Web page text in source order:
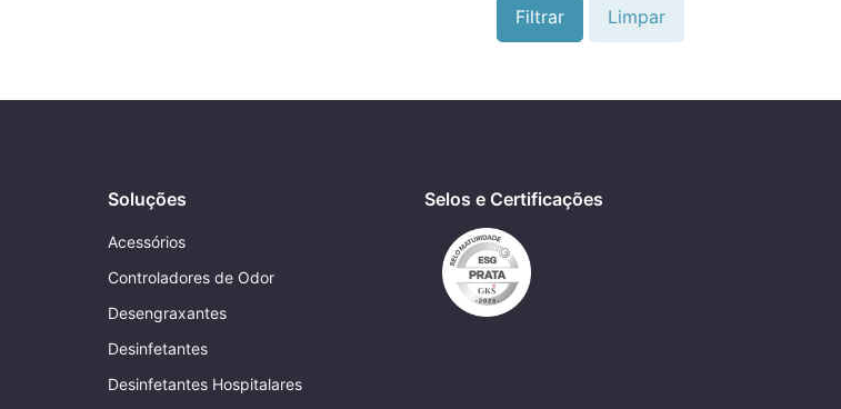
Filtrar Limpar
Soluções
Acessórios
Controladores de Odor
Desengraxantes
Desinfetantes
Desinfetantes Hospitalares
Selos e Certificações